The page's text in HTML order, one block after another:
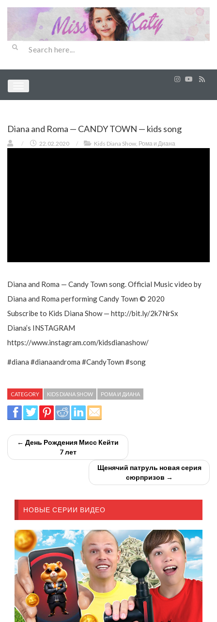
Diana and Roma — CANDY TOWN — kids song
/ 22.02.2020 / Kids Diana Show, Рома и Диана
Diana and Roma — Candy Town song. Official Music video by
Diana and Roma performing Candy Town © 2020
Subscribe to Kids Diana Show — http://bit.ly/2k7NrSx
Diana’s INSTAGRAM
https://www.instagram.com/kidsdianashow/
#diana #dianaandroma #CandyTown #song
CATEGORY KIDS DIANA SHOW РОМА И ДИАНА
← День Рождения Мисс Кейти
7 лет
Щенячий патруль новая серия
сюрпризов →
НОВЫЕ СЕРИИ ВИДЕО